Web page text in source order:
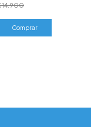
Comprar